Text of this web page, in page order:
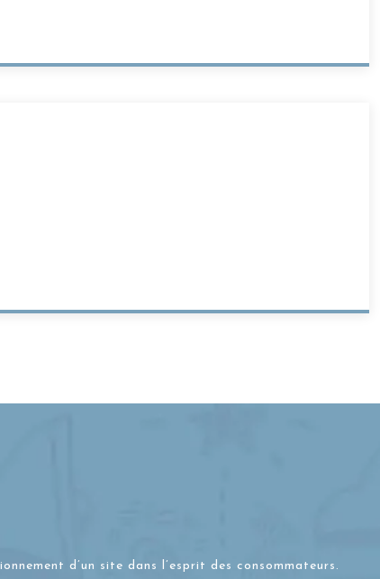
d’un site dans l’esprit des consommateurs.